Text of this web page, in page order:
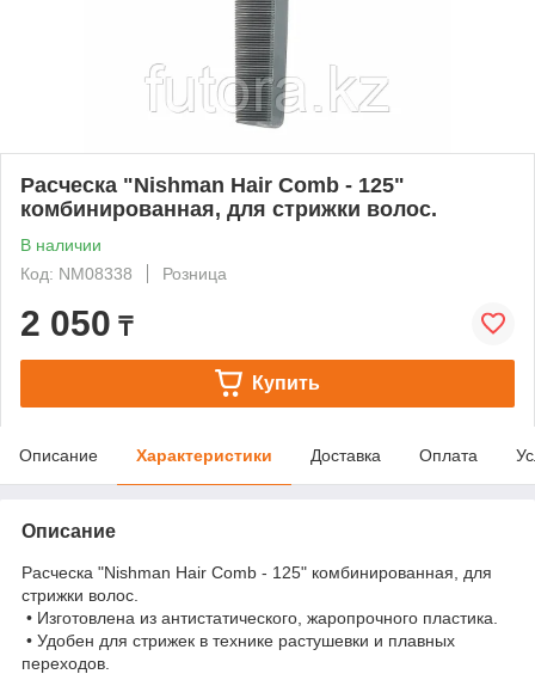
Расческа "Nishman Hair Comb - 125"
комбинированная, для стрижки волос.
В наличии
Код: NM08338
Розница
2 050 ₸
Купить
Описание Характеристики Доставка Оплата
Описание
Расческа "Nishman Hair Comb - 125" комбинированная, для
стрижки волос.
• Изготовлена из антистатического, жаропрочного пластика.
• Удобен для стрижек в технике растушевки и плавных
переходов.